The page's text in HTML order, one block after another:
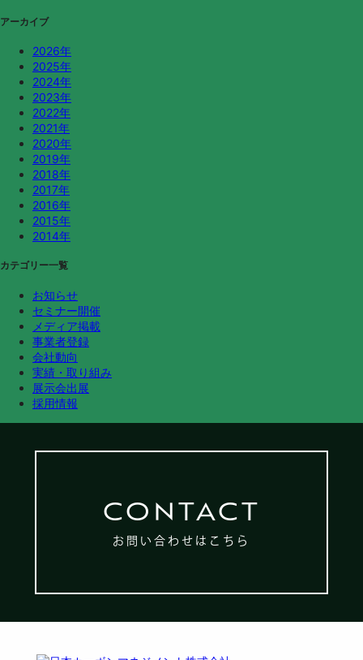
アーカイブ
2026年
2025年
2024年
2023年
2022年
2021年
2020年
2019年
2018年
2017年
2016年
2015年
2014年
カテゴリー一覧
お知らせ
セミナー開催
メディア掲載
事業者登録
会社動向
実績・取り組み
展示会出展
採用情報
CONTACT
お問い合わせはこちら